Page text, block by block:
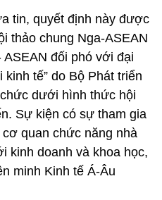
tin, quyết định này được
thảo chung Nga-ASEAN
ASEAN đối phó với đại
tế” do Bộ Phát triển
dưới hình thức hội
Sự kiện có sự tham gia
quan chức năng nhà
kinh doanh và khoa học,
minh Kinh tế Á-Âu